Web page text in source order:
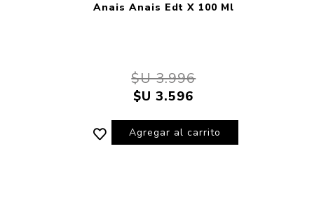
Anais Anais Edt X 100 Ml
$U 3.996
$U 3.596
Agregar al carrito